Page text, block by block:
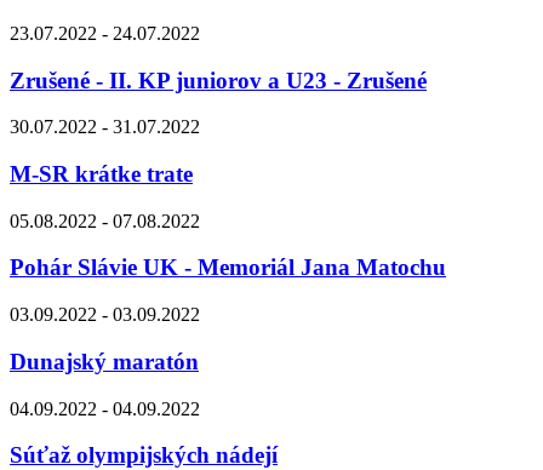
23.07.2022 - 24.07.2022
Zrušené - II. KP juniorov a U23 - Zrušené
30.07.2022 - 31.07.2022
M-SR krátke trate
05.08.2022 - 07.08.2022
Pohár Slávie UK - Memoriál Jana Matochu
03.09.2022 - 03.09.2022
Dunajský maratón
04.09.2022 - 04.09.2022
Súťaž olympijských nádejí